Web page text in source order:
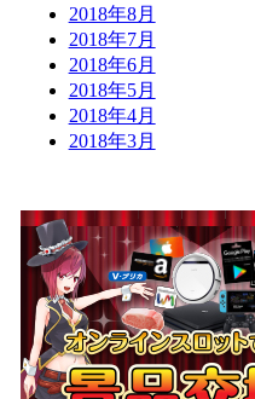
2018年8月
2018年7月
2018年6月
2018年5月
2018年4月
2018年3月